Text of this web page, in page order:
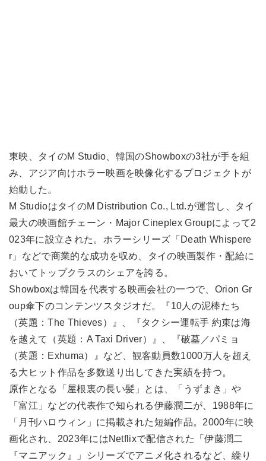
東映、タイのM Studio、韓国のShowboxの3社が手を組
み、アジア向けホラー映画を映像化するプロジェクトが
始動した。
M StudioはタイのM Distribution Co., Ltd.が運営し、タイ
最大の映画館チェーン・Major Cineplex Groupによって2
023年に設立された。ホラーシリーズ「Death Whispere
r」などで商業的な成功を収め、タイの映画製作・配給に
おいてトップクラスのシェアを誇る。
Showboxは韓国を代表する映画会社の一つで、Orion Gr
oup傘下のコンテンツスタジオだ。『10人の泥棒たち
（英題：The Thieves）』、『タクシー運転手 約束は海
を越えて（英題：A Taxi Driver）』、『破墓／パミョ
（英題：Exhuma）』など、観客動員数1000万人を超え
る大ヒット作品を多数送り出してきた実績を持つ。
原作となる「屋根裏の長い髪」とは、「うずまき」や
「富江」などの代表作で知られる伊藤潤二が、1988年に
「月刊ハロウィン」に掲載された短編作品。2000年に映
画化され、2023年にはNetflixで配信された「伊藤潤二
『マニアック』」シリーズでアニメ化されるなど、繰り